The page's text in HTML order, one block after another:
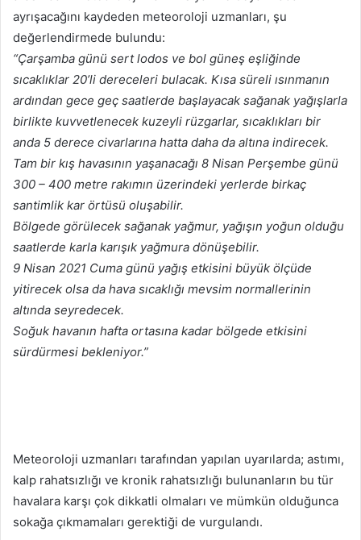
ayrışacağını kaydeden meteoroloji uzmanları, şu
değerlendirmede bulundu:
“Çarşamba günü sert lodos ve bol güneş eşliğinde
sıcaklıklar 20’li dereceleri bulacak. Kısa süreli ısınmanın
ardından gece geç saatlerde başlayacak sağanak yağışlarla
birlikte kuvvetlenecek kuzeyli rüzgarlar, sıcaklıkları bir
anda 5 derece civarlarına hatta daha da altına indirecek.
Tam bir kış havasının yaşanacağı 8 Nisan Perşembe günü
300 – 400 metre rakımın üzerindeki yerlerde birkaç
santimlik kar örtüsü oluşabilir.
Bölgede görülecek sağanak yağmur, yağışın yoğun olduğu
saatlerde karla karışık yağmura dönüşebilir.
9 Nisan 2021 Cuma günü yağış etkisini büyük ölçüde
yitirecek olsa da hava sıcaklığı mevsim normallerinin
altında seyredecek.
Soğuk havanın hafta ortasına kadar bölgede etkisini
sürdürmesi bekleniyor.”
Meteoroloji uzmanları tarafından yapılan uyarılarda; astımı,
kalp rahatsızlığı ve kronik rahatsızlığı bulunanların bu tür
havalara karşı çok dikkatli olmaları ve mümkün olduğunca
sokağa çıkmamaları gerektiği de vurgulandı.